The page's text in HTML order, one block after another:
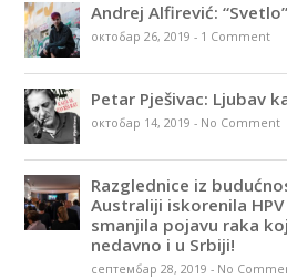
Andrej Alfirević:
октобар 26, 2019 - 1 Comment
Petar Pješivac: Ljubav
октобар 14, 2019 - No Comment
Razglednice iz
Australiji iskorenila
smanjila pojavu raka
nedavno i u Srbiji!
септембар 28, 2019 - No